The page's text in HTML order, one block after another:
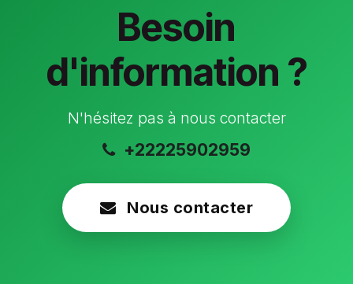
Besoin
d'information ?
N'hésitez pas à nous contacter
+22225902959
Nous contacter